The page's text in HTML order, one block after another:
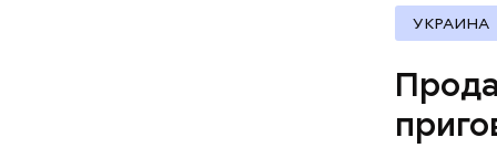
УКРАИНА
Фото:
что
которая
дней